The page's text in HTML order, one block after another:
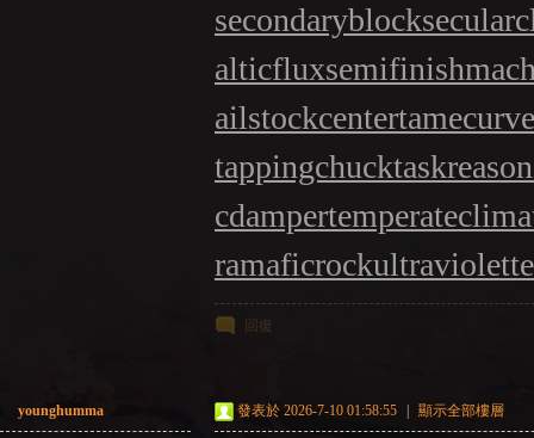
secondaryblock
alticflux
ailstockcentertamecurve
tappingchuck
cdamper
ramaficrock
回復
younghumma 發表於 2026-7-10 01:58:55 顯示全部樓層